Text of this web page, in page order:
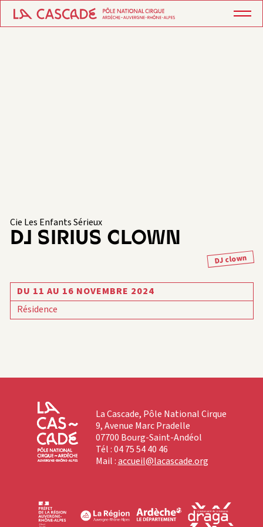
Cie Les Enfants Sérieux
DJ SIRIUS CLOWN
DJ clown
DU 11 AU 16 NOVEMBRE 2024
Résidence
La Cascade, Pôle National Cirque
9, Avenue Marc Pradelle
07700 Bourg-Saint-Andéol
Tél : 04 75 54 40 46
Mail :accueil@lacascade.org